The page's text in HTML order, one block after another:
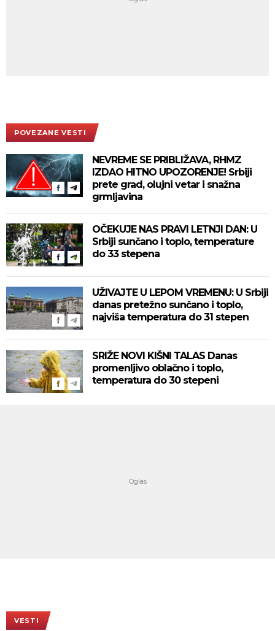
POVEZANE VESTI
NEVREME SE PRIBLIŽAVA, RHMZ
IZDAO HITNO UPOZORENJE! Srbiji
prete grad, olujni vetar i snažna
grmljavina
OČEKUJE NAS PRAVI LETNJI DAN: U
Srbiji sunčano i toplo, temperature
do 33 stepena
UŽIVAJTE U LEPOM VREMENU: U Srbiji
danas pretežno sunčano i toplo,
najviša temperatura do 31 stepen
SRIŽE NOVI KIŠNI TALAS Danas
promenljivo oblačno i toplo,
temperatura do 30 stepeni
VESTI